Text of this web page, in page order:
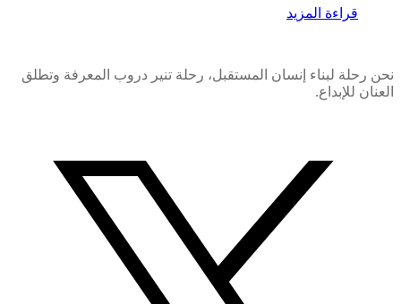
قراءة المزيد
نحن رحلة لبناء إنسان المستقبل، رحلة تنير دروب المعرفة وتطلق
العنان للإبداع.